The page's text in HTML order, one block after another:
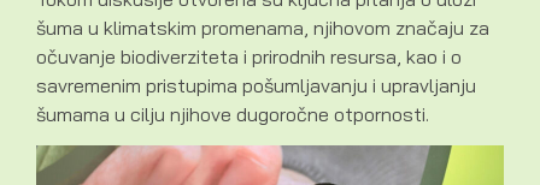
šuma u klimatskim promenama, njihovom značaju za
očuvanje biodiverziteta i prirodnih resursa, kao i o
savremenim pristupima pošumljavanju i upravljanju
šumama u cilju njihove dugoročne otpornosti.